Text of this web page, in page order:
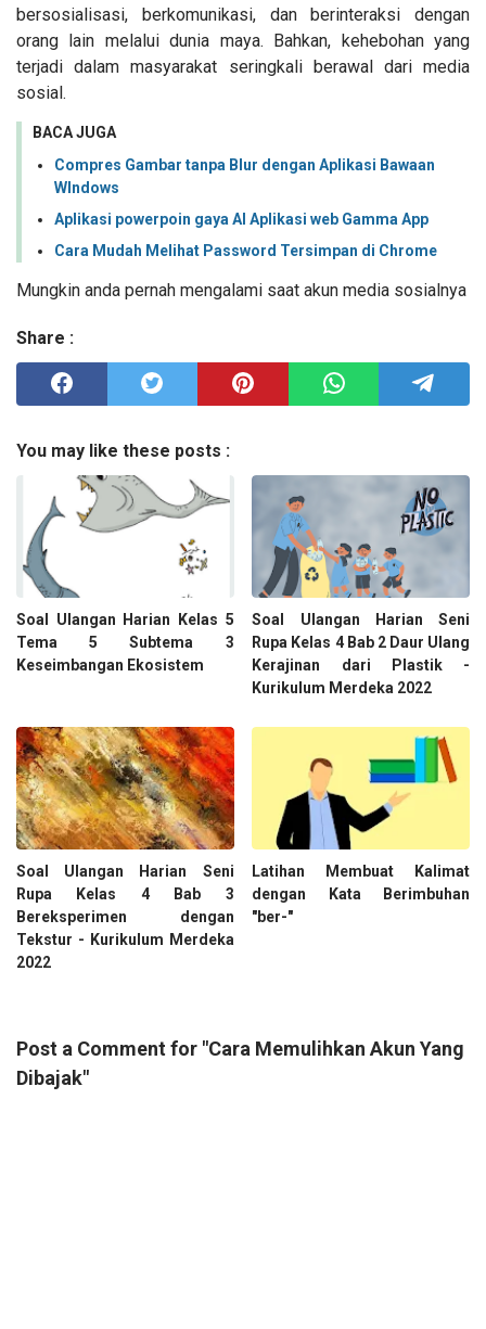
bersosialisasi, berkomunikasi, dan berinteraksi dengan
orang lain melalui dunia maya. Bahkan, kehebohan yang
terjadi dalam masyarakat seringkali berawal dari media
sosial.
BACA JUGA
Compres Gambar tanpa Blur dengan Aplikasi Bawaan
WIndows
Aplikasi powerpoin gaya AI Aplikasi web Gamma App
Cara Mudah Melihat Password Tersimpan di Chrome
Mungkin anda pernah mengalami saat akun media sosialnya
Share :
You may like these posts :
Soal Ulangan Harian Kelas 5
Tema 5 Subtema 3
Keseimbangan Ekosistem
Soal Ulangan Harian Seni
Rupa Kelas 4 Bab 2 Daur Ulang
Kerajinan dari Plastik -
Kurikulum Merdeka 2022
Soal Ulangan Harian Seni
Rupa Kelas 4 Bab 3
Bereksperimen dengan
Tekstur - Kurikulum Merdeka
2022
Latihan Membuat Kalimat
dengan Kata Berimbuhan
"ber-"
Post a Comment for "Cara Memulihkan Akun Yang
Dibajak"